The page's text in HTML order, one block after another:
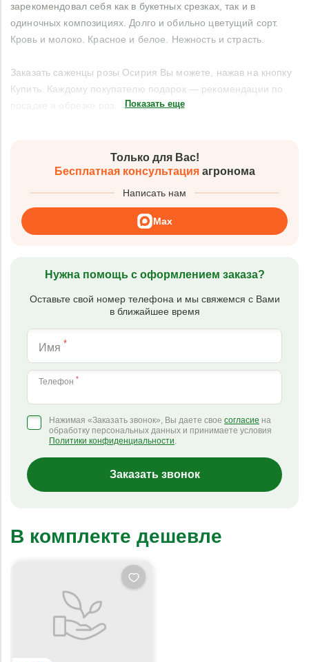
зарекомендовал себя как в букетных срезках, так и в
одиночных композициях. Долго и обильно цветущий сорт.
Кровь и молоко. Красное и белое. Нежность и страсть.
Заказать саженцы розы Осирия Вы можете, нажав на кнопку
Купить. Каждому покупателю подарок — рекомендации по
Показать еще
Только для Вас!
Бесплатная консультацияагронома
Написать нам
Max
Нужна помощь с оформлением заказа?
Оставьте свой номер телефона и мы свяжемся с Вами
в ближайшее время
Имя *
Телефон *
Нажимая «Заказать звонок», Вы даете свое согласие на
обработку персональных данных и принимаете условия
Политики конфиденциальности.
Заказать звонок
В комплекте дешевле